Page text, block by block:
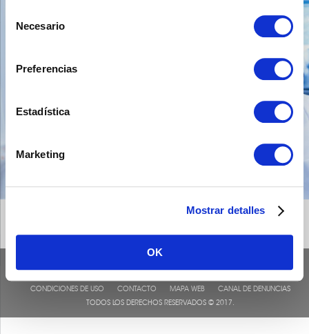
Necesario
Preferencias
Estadística
Marketing
Mostrar detalles
OK
CONDICIONES DE USO CONTACTO MAPA WEB
CANAL DE DENUNCIAS
TODOS LOS DERECHOS RESERVADOS © 2017.